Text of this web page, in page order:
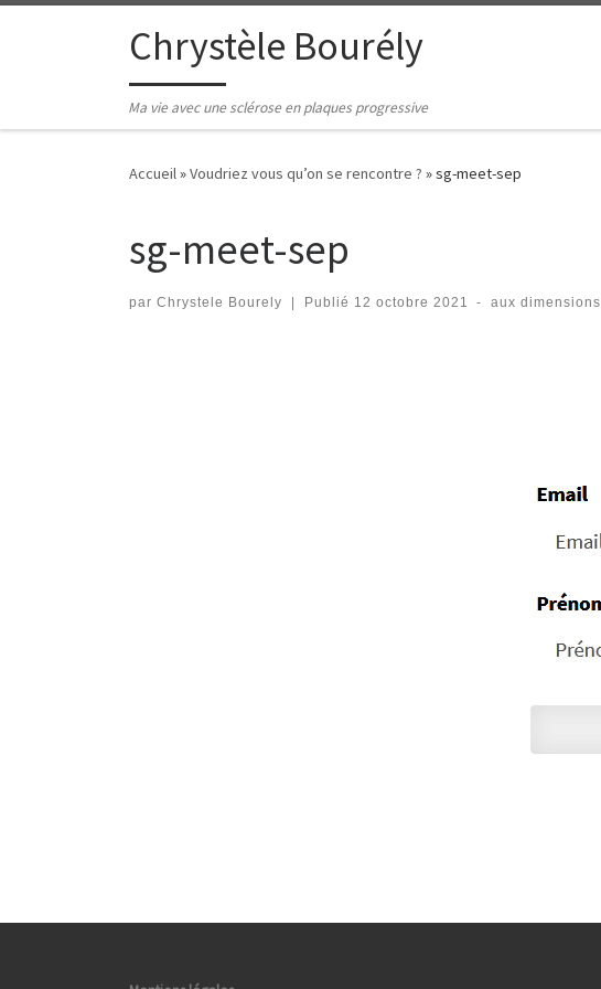
Passer au contenuChrystèle Bourély
Ma vie avec une sclérose en plaques progressive
Accueil»Voudriez vous qu’on se rencontre ? »sg-meet-sep
sg-meet-sep
par Chrystele Bourely Publié 12 octobre 2021 - aux dimensions